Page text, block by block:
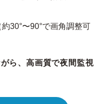
30°〜90°で画角調整可
ら、高画質で夜間監視